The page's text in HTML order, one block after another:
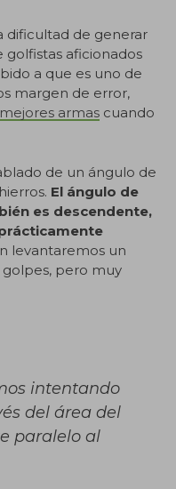
dificultad de generar
aficionados
a que es uno de
margen de error,
armas cuando
de un ángulo de
El ángulo de
es descendente,
levantaremos un
pero muy
intentando
del área del
paralelo al